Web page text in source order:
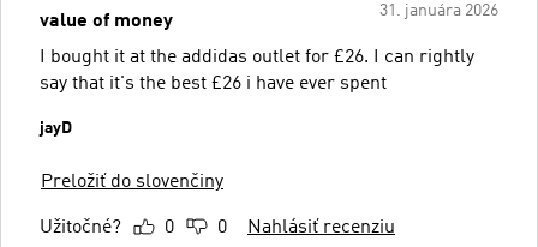
31. januára 2026
value of money
I bought it at the addidas outlet for £26. I can rightly
say that it's the best £26 i have ever spent
jayD
Preložiť do slovenčiny
Užitočné? 0 0 Nahlásiť recenziu